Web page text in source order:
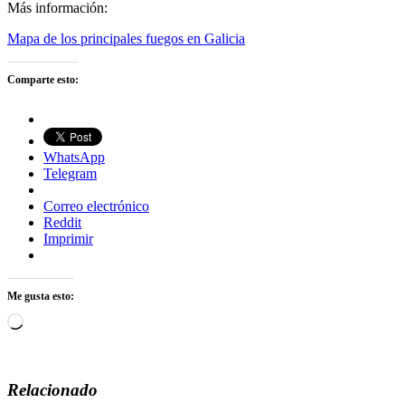
Más información:
Mapa de los principales fuegos en Galicia
Comparte esto:
WhatsApp
Telegram
Correo electrónico
Reddit
Imprimir
Me gusta esto:
Cargando...
Relacionado